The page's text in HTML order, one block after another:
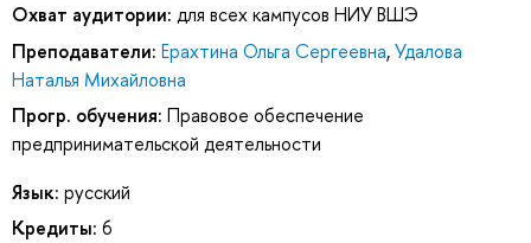
Охват аудитории: для всех кампусов НИУ ВШЭ
Преподаватели: Ерахтина Ольга Сергеевна,Удалова
Наталья Михайловна
Прогр. обучения: Правовое обеспечение
предпринимательской деятельности
Язык: русский
Кредиты: 6